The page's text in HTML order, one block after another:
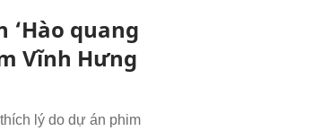
‘Hào quang
Vĩnh Hưng
lý do dự án phim